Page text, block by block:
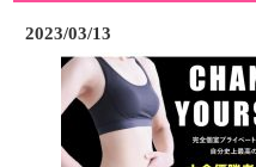
2023/03/13